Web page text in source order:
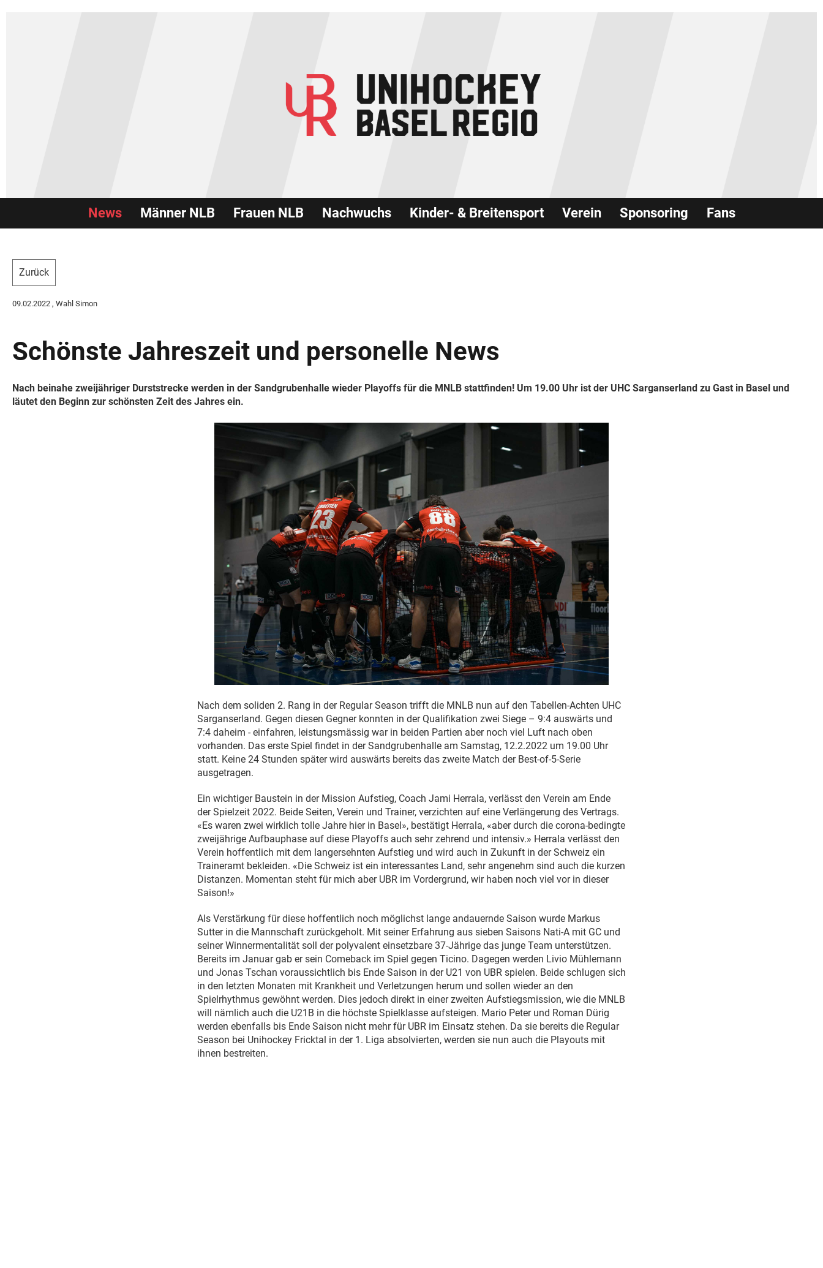
News Männer NLB Frauen NLB Nachwuchs Kinder- & Breitensport Verein Sponsoring Fans
Zurück
09.02.2022 , Wahl Simon
Schönste Jahreszeit und personelle News
Nach beinahe zweijähriger Durststrecke werden in der Sandgrubenhalle wieder Playoffs für die MNLB stattfinden! Um 19.00 Uhr ist der UHC Sarganserland zu Gast in Basel und
läutet den Beginn zur schönsten Zeit des Jahres ein.
Nach dem soliden 2. Rang in der Regular Season trifft die MNLB nun auf den Tabellen-Achten UHC
Sarganserland. Gegen diesen Gegner konnten in der Qualifikation zwei Siege – 9:4 auswärts und
7:4 daheim - einfahren, leistungsmässig war in beiden Partien aber noch viel Luft nach oben
vorhanden. Das erste Spiel findet in der Sandgrubenhalle am Samstag, 12.2.2022 um 19.00 Uhr
statt. Keine 24 Stunden später wird auswärts bereits das zweite Match der Best-of-5-Serie
ausgetragen.
Ein wichtiger Baustein in der Mission Aufstieg, Coach Jami Herrala, verlässt den Verein am Ende
der Spielzeit 2022. Beide Seiten, Verein und Trainer, verzichten auf eine Verlängerung des Vertrags.
«Es waren zwei wirklich tolle Jahre hier in Basel», bestätigt Herrala, «aber durch die corona-bedingte
zweijährige Aufbauphase auf diese Playoffs auch sehr zehrend und intensiv.» Herrala verlässt den
Verein hoffentlich mit dem langersehnten Aufstieg und wird auch in Zukunft in der Schweiz ein
Traineramt bekleiden. «Die Schweiz ist ein interessantes Land, sehr angenehm sind auch die kurzen
Distanzen. Momentan steht für mich aber UBR im Vordergrund, wir haben noch viel vor in dieser
Saison!»
Als Verstärkung für diese hoffentlich noch möglichst lange andauernde Saison wurde Markus
Sutter in die Mannschaft zurückgeholt. Mit seiner Erfahrung aus sieben Saisons Nati-A mit GC und
seiner Winnermentalität soll der polyvalent einsetzbare 37-Jährige das junge Team unterstützen.
Bereits im Januar gab er sein Comeback im Spiel gegen Ticino. Dagegen werden Livio Mühlemann
und Jonas Tschan voraussichtlich bis Ende Saison in der U21 von UBR spielen. Beide schlugen sich
in den letzten Monaten mit Krankheit und Verletzungen herum und sollen wieder an den
Spielrhythmus gewöhnt werden. Dies jedoch direkt in einer zweiten Aufstiegsmission, wie die MNLB
will nämlich auch die U21B in die höchste Spielklasse aufsteigen. Mario Peter und Roman Dürig
werden ebenfalls bis Ende Saison nicht mehr für UBR im Einsatz stehen. Da sie bereits die Regular
Season bei Unihockey Fricktal in der 1. Liga absolvierten, werden sie nun auch die Playouts mit
ihnen bestreiten.